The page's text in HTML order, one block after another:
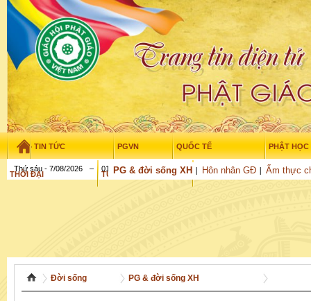
TIN TỨC PGVN QUỐC TẾ PHẬT HỌC
THỜI ĐẠI TUỔI TRẺ NGHIÊN CỨU
PG & đời sống XH Hôn nhân GĐ Ẩm thực
Thứ sáu - 7/08/2026 – 01 36: 31
Đời sống PG & đời sống XH